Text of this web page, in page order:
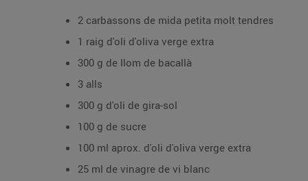
2 carbassons de mida petita molt tendres
1 raig d'oli d'oliva verge extra
300 g de llom de bacallà
3 alls
300 g d'oli de gira-sol
100 g de sucre
100 ml aprox. d'oli d'oliva verge extra
25 ml de vinagre de vi blanc